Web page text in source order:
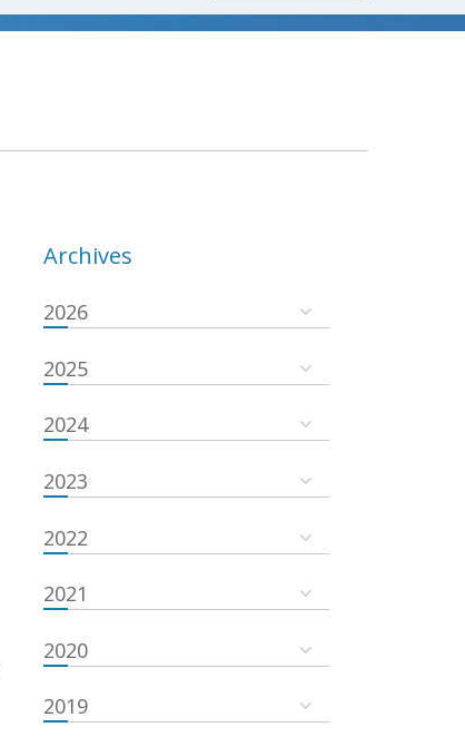
Archives
2026
2025
2024
2023
2022
2021
2020
2019